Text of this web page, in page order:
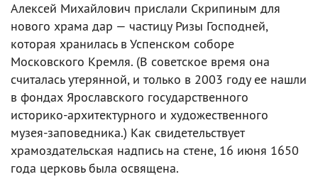
Алексей Михайлович прислали Скрипиным для
нового храма дар — частицу Ризы Господней,
которая хранилась в Успенском соборе
Московского Кремля. (В советское время она
считалась утерянной, и только в 2003 году ее нашли
в фондах Ярославского государственного
историко-архитектурного и художественного
музея-заповедника.) Как свидетельствует
храмоздательская надпись на стене, 16 июня 1650
года церковь была освящена.